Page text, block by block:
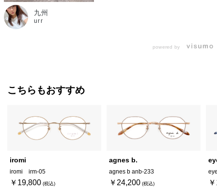
九州
urr
powered by
こちらもおすすめ
iromi
iromi irm-05
￥19,800
agnes b.
agnes b anb-233
￥24,200